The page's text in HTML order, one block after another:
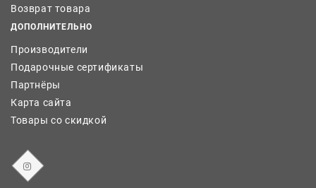
Возврат товара
ДОПОЛНИТЕЛЬНО
Производители
Подарочные сертификаты
Партнёры
Карта сайта
Товары со скидкой